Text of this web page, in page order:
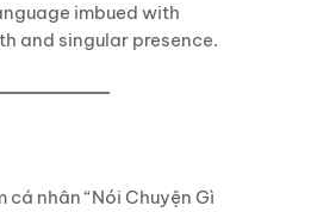
imbued with
and singular presence.
cá nhân “Nói Chuyện Gì